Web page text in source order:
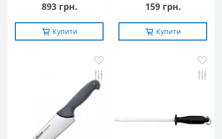
893 грн.
Купити
159 грн.
Купити